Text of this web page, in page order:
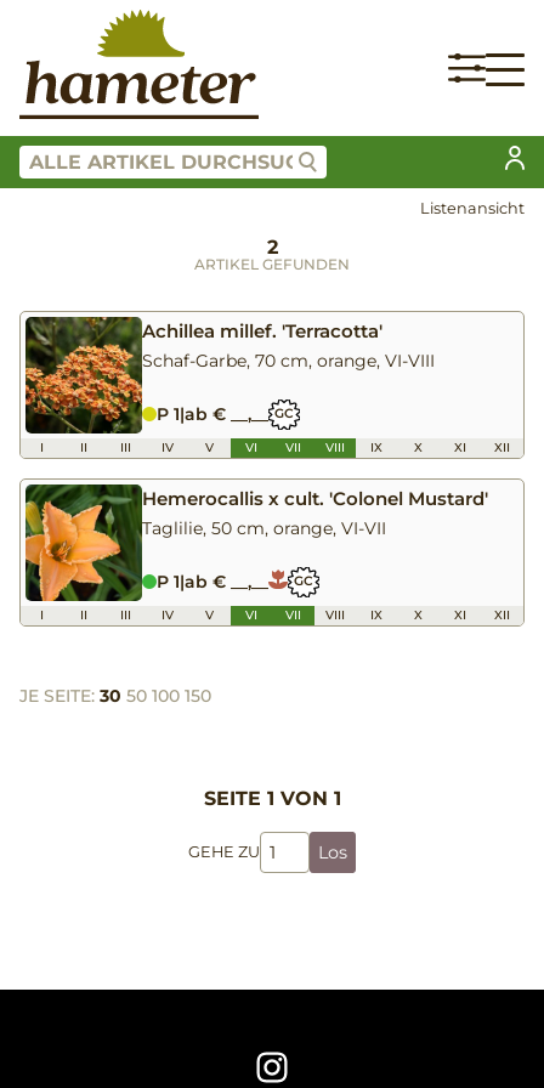
Listenansicht
2
ARTIKEL GEFUNDEN
Achillea millef. 'Terracotta'
Schaf-Garbe, 70 cm, orange, VI-VIII
P 1|ab € __,__ GC
I II III IV V VI VII VIII IX X XI XII
Hemerocallis x cult. 'Colonel Mustard'
Taglilie, 50 cm, orange, VI-VII
P 1|ab € __,__ GC
I II III IV V VI VII VIII IX X XI XII
JE SEITE: 30 50 100 150
SEITE 1 VON 1
GEHE ZU Los